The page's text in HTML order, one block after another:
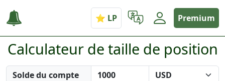
Premium
Calculateur de taille de position
Solde du compte